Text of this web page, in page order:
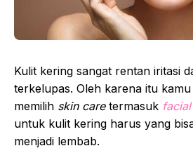
Kulit kering sangat rentan iritasi
terkelupas. Oleh karena itu
memilih skin caretermasuk
untuk kulit kering harus yang
menjadi lembab.